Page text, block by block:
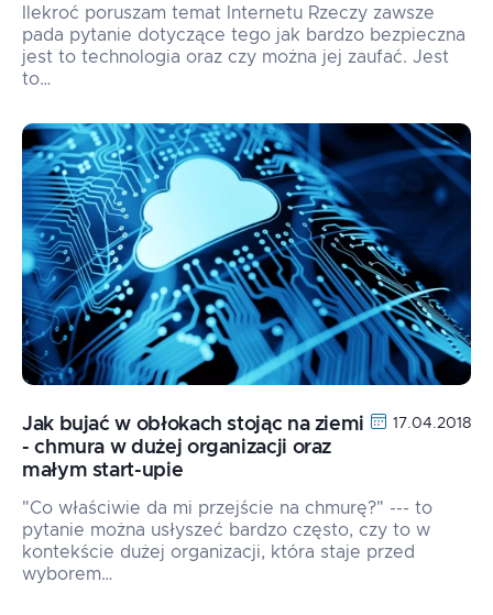
Ilekroć poruszam temat Internetu Rzeczy zawsze
pada pytanie dotyczące tego jak bardzo bezpieczna
jest to technologia oraz czy można jej zaufać. Jest
to…
Jak bujać w obłokach stojąc na ziemi
- chmura w dużej organizacji oraz
małym start-upie
17.04.2018
"Co właściwie da mi przejście na chmurę?" --- to
pytanie można usłyszeć bardzo często, czy to w
kontekście dużej organizacji, która staje przed
wyborem…